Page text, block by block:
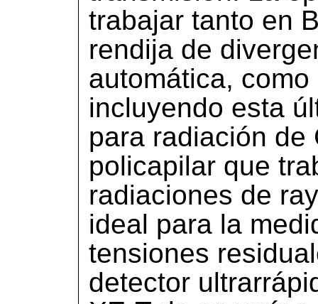
trabajar tanto en
rendija de
automática,
incluyendo esta
para radiación de
policapilar que
radiaciones de
ideal para la
tensiones
detector